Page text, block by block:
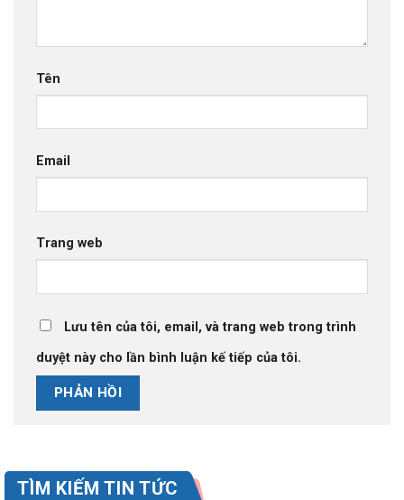
Tên
Email
Trang web
Lưu tên của tôi, email, và trang web trong trình
duyệt này cho lần bình luận kế tiếp của tôi.
TÌM KIẾM TIN TỨC